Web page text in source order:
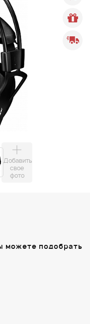
Добавить
свое
фото
можете подобрать